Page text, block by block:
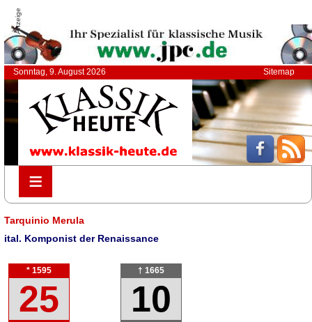
Anzeige
Sonntag, 9. August 2026 Sitemap
≡
≡
Tarquinio Merula
ital. Komponist der Renaissance
* 1595
25
† 1665
10